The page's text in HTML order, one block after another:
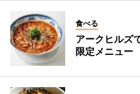
食べる
アークヒルズ
限定メニュー